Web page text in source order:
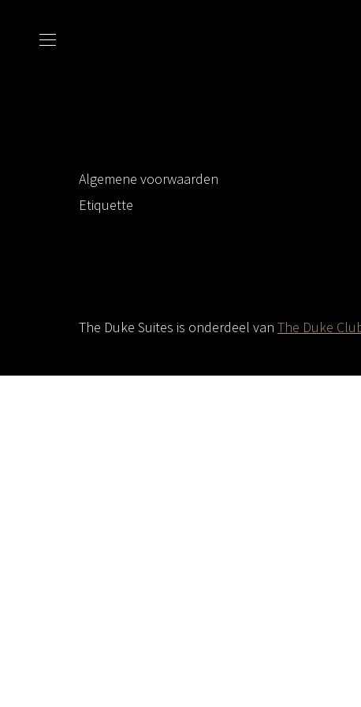
Algemene voorwaarden
Etiquette
The Duke Suites is onderdeel van The Duke